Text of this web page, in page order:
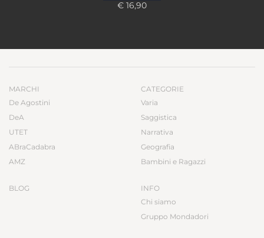
€ 16,90
MARCHI
De Agostini
DeA
UTET
ABraCadabra
AMZ
BLOG
CATEGORIE
Varia
Saggistica
Narrativa
Geografia
Bambini e Ragazzi
INFO
Chi siamo
Gruppo Mondadori